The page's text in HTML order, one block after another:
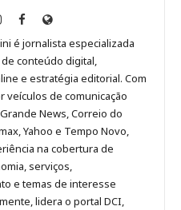
Anny
Malagolini
no
Instagram
Anny
Malagolini
no
Facebook
Site
de
Anny
Malagolini
é jornalista especializada
conteúdo digital,
e estratégia editorial. Com
veículos de comunicação
News, Correio do
Yahoo e Tempo Novo,
na cobertura de
serviços,
e temas de interesse
lidera o portal DCI,